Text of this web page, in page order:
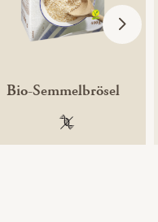
Bio-Semmelbrösel
100 %